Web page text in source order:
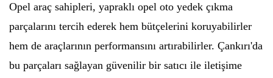
Opel araç sahipleri, yapraklı opel oto yedek çıkma
parçalarını tercih ederek hem bütçelerini koruyabilirler
hem de araçlarının performansını artırabilirler. Çankırı'da
bu parçaları sağlayan güvenilir bir satıcı ile iletişime